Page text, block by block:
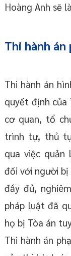
Hoàng Anh sẽ
Thi hành
Thi hành án
quyết định của
cơ quan, tổ
trình tự, thủ
qua việc quản
đối với người bị
đầy đủ,
pháp luật đã
họ bị Tòa án
Thi hành án